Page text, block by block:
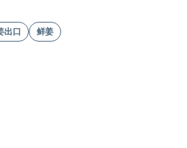
出口 鲜姜